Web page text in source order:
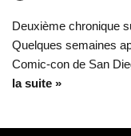
Deuxième chronique
Quelques semaines
Comic-con de San
la suite »